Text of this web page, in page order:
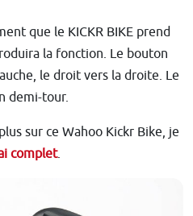
que le KICKR BIKE prend
la fonction. Le bouton
le droit vers la droite. Le
demi-tour.
sur ce Wahoo Kickr Bike, je
complet.